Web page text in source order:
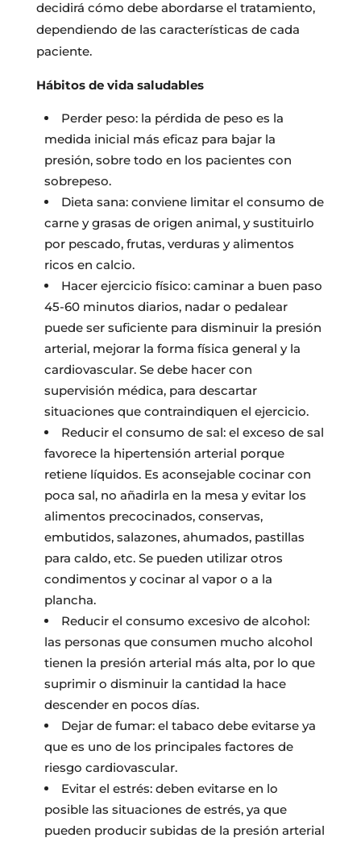
decidirá cómo debe abordarse el tratamiento,
dependiendo de las características de cada
paciente.
Hábitos de vida saludables
Perder peso: la pérdida de peso es la
medida inicial más eficaz para bajar la
presión, sobre todo en los pacientes con
sobrepeso.
Dieta sana: conviene limitar el consumo de
carne y grasas de origen animal, y sustituirlo
por pescado, frutas, verduras y alimentos
ricos en calcio.
Hacer ejercicio físico: caminar a buen paso
45-60 minutos diarios, nadar o pedalear
puede ser suficiente para disminuir la presión
arterial, mejorar la forma física general y la
cardiovascular. Se debe hacer con
supervisión médica, para descartar
situaciones que contraindiquen el ejercicio.
Reducir el consumo de sal: el exceso de sal
favorece la hipertensión arterial porque
retiene líquidos. Es aconsejable cocinar con
poca sal, no añadirla en la mesa y evitar los
alimentos precocinados, conservas,
embutidos, salazones, ahumados, pastillas
para caldo, etc. Se pueden utilizar otros
condimentos y cocinar al vapor o a la
plancha.
Reducir el consumo excesivo de alcohol:
las personas que consumen mucho alcohol
tienen la presión arterial más alta, por lo que
suprimir o disminuir la cantidad la hace
descender en pocos días.
Dejar de fumar: el tabaco debe evitarse ya
que es uno de los principales factores de
riesgo cardiovascular.
Evitar el estrés: deben evitarse en lo
posible las situaciones de estrés, ya que
pueden producir subidas de la presión arterial